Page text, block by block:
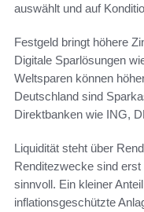
auswählt und auf
Festgeld bringt höhere
Digitale Sparlösungen
Weltsparen können
Deutschland sind
Direktbanken wie ING,
Liquidität steht über
Renditezwecke sind
sinnvoll. Ein kleiner
inflationsgeschützte